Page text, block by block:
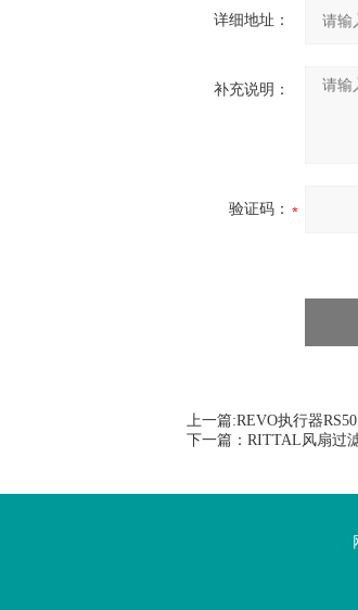
详细地址：
补充说明：
验证码：
上一篇:REVO执行器
下一篇： RITTAL风扇过